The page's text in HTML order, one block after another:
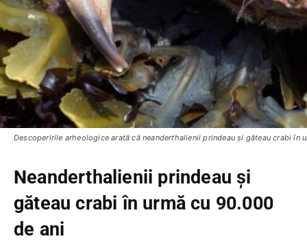
Descoperirile arheologice arată că neanderthalienii prindeau și găteau crabi în
Neanderthalienii prindeau și
găteau crabi în urmă cu 90.000
de ani